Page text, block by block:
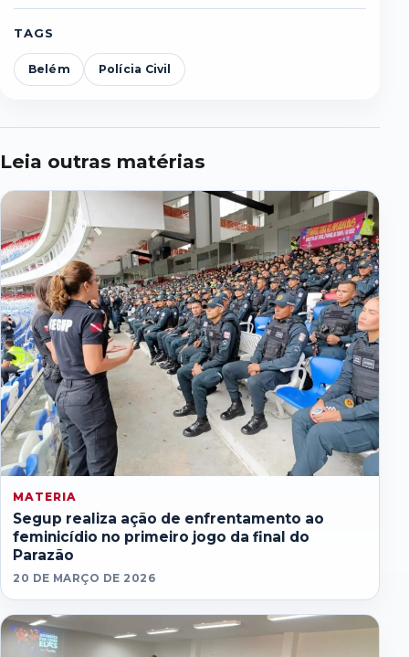
1
2
3
4
5
TAGS
Belém Polícia Civil
Leia outras matérias
MATERIA
Segup realiza ação de enfrentamento ao
feminicídio no primeiro jogo da final do
Parazão
20 DE MARÇO DE 2026